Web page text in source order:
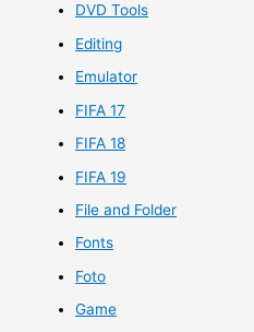
DVD Tools
Editing
Emulator
FIFA 17
FIFA 18
FIFA 19
File and Folder
Fonts
Foto
Game